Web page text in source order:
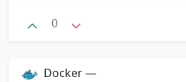
0
Docker —